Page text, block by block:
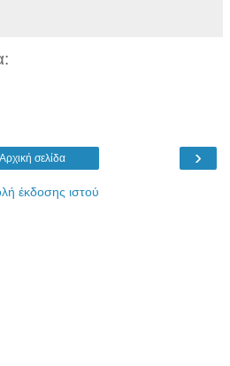
›
Αρχική σελίδα
έκδοσης ιστού